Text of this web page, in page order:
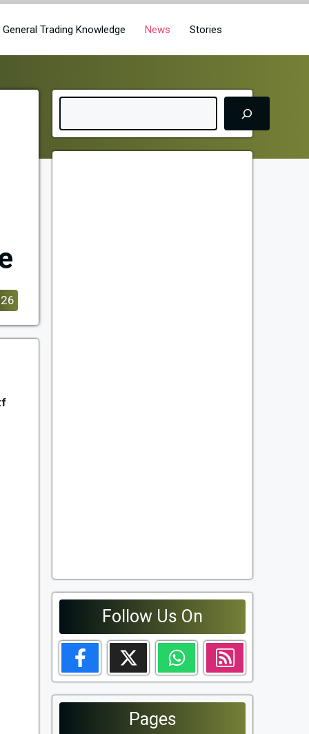
General Trading Knowledge News Stories
Follow Us On
Pages